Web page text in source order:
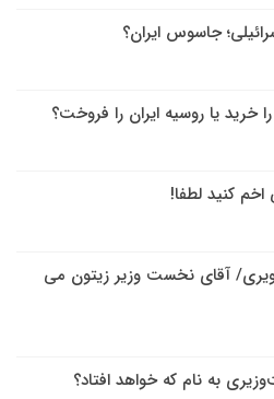
جاسوس ایران؟
خريد يا روسيه ايران را فروخت؟
کنید لطفا!
آقاى نخست وزير زيتون مى
به نام که خواهد افتاد؟